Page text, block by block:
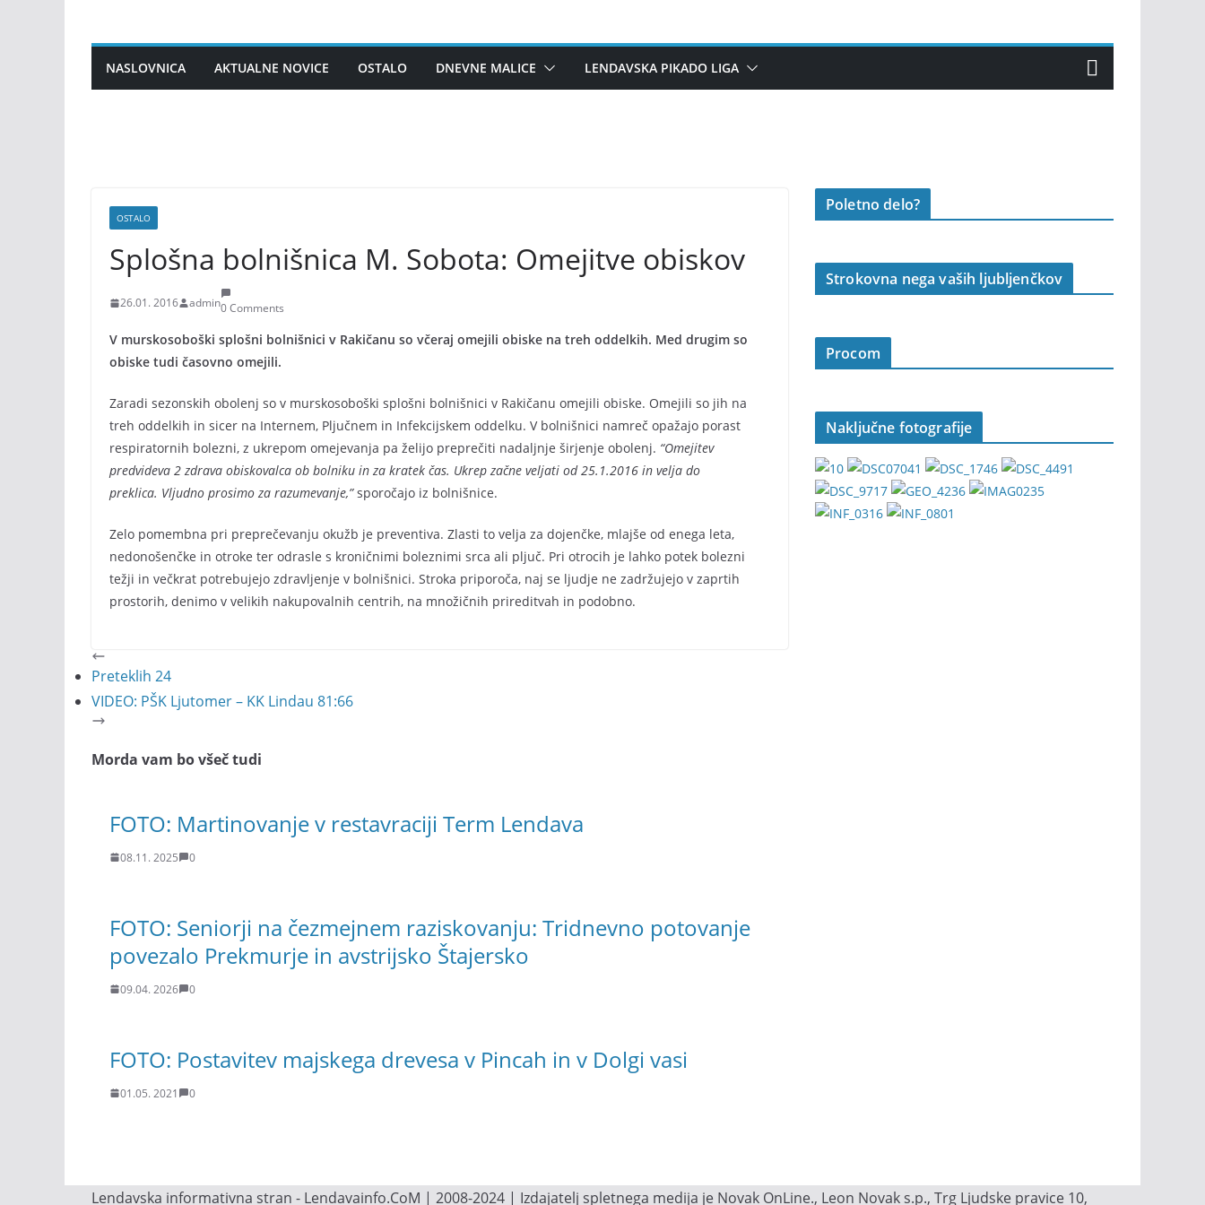
contentNASLOVNICA AKTUALNE NOVICE OSTALO DNEVNE MALICE LENDAVSKA PIKADO LIGA
OSTALO
Splošna bolnišnica M. Sobota: Omejitve obiskov
26.01. 2016 admin0 Comments
V murskosoboški splošni bolnišnici v Rakičanu so včeraj omejili obiske na treh oddelkih. Med drugim so
obiske tudi časovno omejili.
Zaradi sezonskih obolenj so v murskosoboški splošni bolnišnici v Rakičanu omejili obiske. Omejili so jih na
treh oddelkih in sicer na Internem, Pljučnem in Infekcijskem oddelku. V bolnišnici namreč opažajo porast
respiratornih bolezni, z ukrepom omejevanja pa želijo preprečiti nadaljnje širjenje obolenj. “Omejitev
predvideva 2 zdrava obiskovalca ob bolniku in za kratek čas. Ukrep začne veljati od 25.1.2016 in velja do
preklica. Vljudno prosimo za razumevanje,”sporočajo iz bolnišnice.
Zelo pomembna pri preprečevanju okužb je preventiva. Zlasti to velja za dojenčke, mlajše od enega leta,
nedonošenčke in otroke ter odrasle s kroničnimi boleznimi srca ali pljuč. Pri otrocih je lahko potek bolezni
težji in večkrat potrebujejo zdravljenje v bolnišnici. Stroka priporoča, naj se ljudje ne zadržujejo v zaprtih
prostorih, denimo v velikih nakupovalnih centrih, na množičnih prireditvah in podobno.
Preteklih 24
VIDEO: PŠK Ljutomer – KK Lindau 81:66
Morda vam bo všeč tudi
FOTO: Martinovanje v restavraciji Term Lendava
08.11. 2025 0
FOTO: Seniorji na čezmejnem raziskovanju: Tridnevno potovanje
povezalo Prekmurje in avstrijsko Štajersko
09.04. 2026 0
FOTO: Postavitev majskega drevesa v Pincah in v Dolgi vasi
01.05. 2021 0
Poletno delo?
Strokovna nega vaših ljubljenčkov
Procom
Naključne fotografije
Lendavska informativna stran - Lendavainfo.CoM | 2008-2024 | Izdajatelj spletnega medija je Novak OnLine., Leon Novak s.p., Trg Ljudske pravice 10,